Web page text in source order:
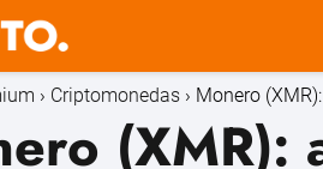
Criptomonedas Monero
(XMR):